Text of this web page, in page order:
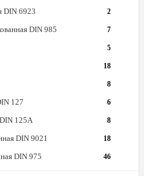
DIN 6923 2
DIN 985 7
5
18
8
127 6
125A 8
DIN 9021 18
DIN 975 46